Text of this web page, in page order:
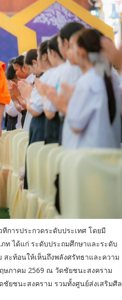
การประกวดระดับประเทศ โดยมี
ท ได้แก่ ระดับประถมศึกษาและระดับ
ะท้อนให้เห็นถึงพลังศรัทธาและความ
ษภาคม 2569 ณ วัดชัยชนะสงคราม
ชัยชนะสงคราม รวมทั้งศูนย์ส่งเสริมศีล